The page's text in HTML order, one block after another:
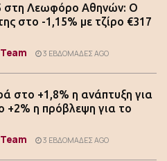
στη Λεωφόρο Αθηνών: Ο
στο -1,15% με τζίρο €317
3 ΕΒΔΟΜΆΔΕΣ AGO
στο +1,8% η ανάπτυξη για
+2% η πρόβλεψη για το
3 ΕΒΔΟΜΆΔΕΣ AGO